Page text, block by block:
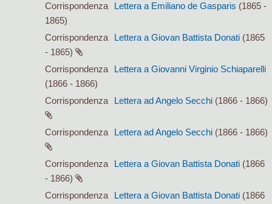
Corrispondenza
Lettera a Emiliano de Gasparis (1865 -
1865)
Corrispondenza
Lettera a Giovan Battista Donati (1865
- 1865)
Corrispondenza
Lettera a Giovanni Virginio Schiaparelli
(1866 - 1866)
Corrispondenza
Lettera ad Angelo Secchi (1866 - 1866)
Corrispondenza Lettera ad Angelo Secchi (1866 - 1866)
Corrispondenza Lettera a Giovan Battista Donati (1866
- 1866)
Corrispondenza
Lettera a Giovan Battista Donati (1866